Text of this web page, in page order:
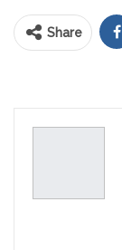
Share